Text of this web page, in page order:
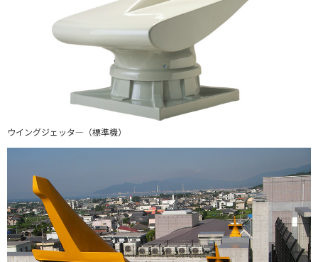
ウイングジェッタ―（標準機）